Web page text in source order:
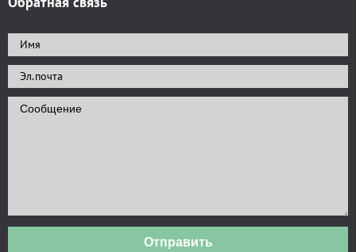
Отправить